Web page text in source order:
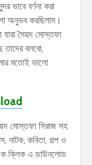
ভাবে বর্ণনা করা
অনুভব করছিলাম।
সৈয়দ মোস্তফা
তাদের বলবো,
মতোই ভালো
মোস্তফা সিরাজ সহ
নাটক, কবিতা, গল্প ও
ক্লিক এ ডাউনলোড